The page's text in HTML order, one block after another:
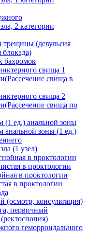
2 категории
трещины (девульсия
блокада)
бахромок
свища 1
свища в
свища 2
свища по
(1 ед.) анальной зоны
анальной зоны (1 ед.)
(1 узел)
в проктологии
в проктологии
в проктологии
в проктологии
(осмотр, консультация)
первичный
геморроидального